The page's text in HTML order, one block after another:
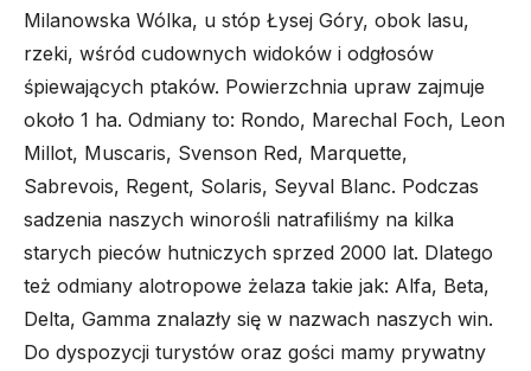
Milanowska Wólka, u stóp Łysej Góry, obok lasu,
rzeki, wśród cudownych widoków i odgłosów
śpiewających ptaków. Powierzchnia upraw zajmuje
około 1 ha. Odmiany to: Rondo, Marechal Foch, Leon
Millot, Muscaris, Svenson Red, Marquette,
Sabrevois, Regent, Solaris, Seyval Blanc. Podczas
sadzenia naszych winorośli natrafiliśmy na kilka
starych pieców hutniczych sprzed 2000 lat. Dlatego
też odmiany alotropowe żelaza takie jak: Alfa, Beta,
Delta, Gamma znalazły się w nazwach naszych win.
Do dyspozycji turystów oraz gości mamy prywatny